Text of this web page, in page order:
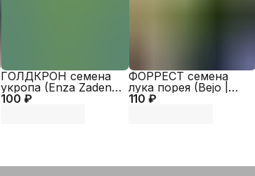
100 ₽
ГОЛДКРОН семена
укропа (Enza Zaden |
Alexagro)
110 ₽
ФОРРЕСТ семена
лука порея (Bejo |
Alexagro)